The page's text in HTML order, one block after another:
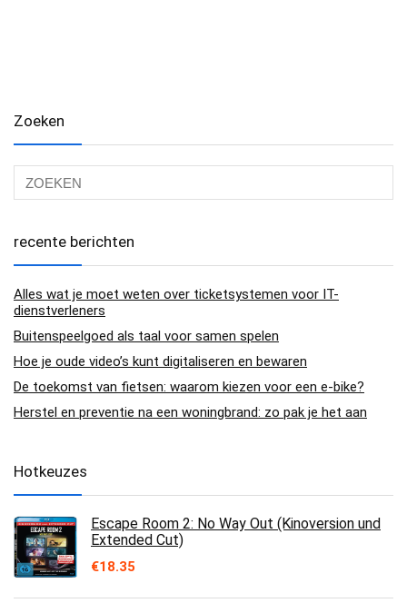
Zoeken
recente berichten
Alles wat je moet weten over ticketsystemen voor IT-
dienstverleners
Buitenspeelgoed als taal voor samen spelen
Hoe je oude video’s kunt digitaliseren en bewaren
De toekomst van fietsen: waarom kiezen voor een e-bike?
Herstel en preventie na een woningbrand: zo pak je het aan
Hotkeuzes
Escape Room 2: No Way Out (Kinoversion und
Extended Cut)
€18.35